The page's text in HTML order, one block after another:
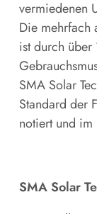
vermiedenen
Die mehrfach
ist durch über
SMA Solar
Standard der
notiert und im
SMA Solar